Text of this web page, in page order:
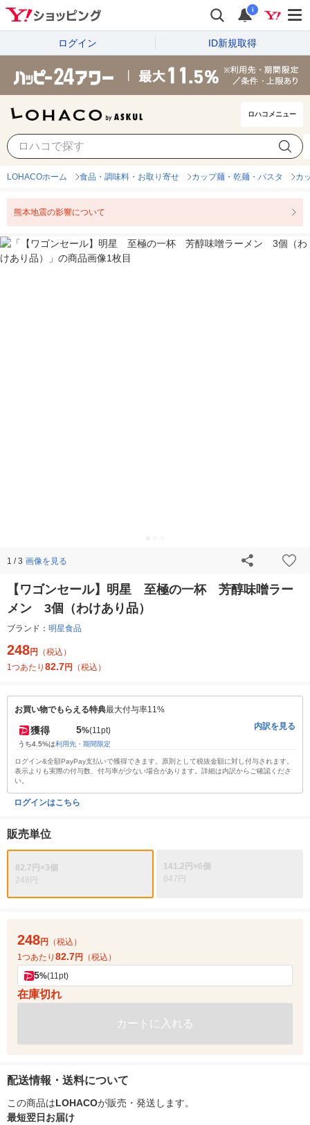
i
ログイン ID新規取得
ロハコメニュー
LOHACOホーム 食品・調味料・お取り寄せ カップ麺・乾麺・パスタ カ
熊本地震の影響について
1 / 3 画像を見る
【ワゴンセール】明星 至極の一杯 芳醇味噌ラー
メン 3個（わけあり品）
ブランド： 明星食品
248円
（税込）
1つあたり 82.7円 （税込）
お買い物でもらえる特典最大付与率11%
獲得 5%(11pt)
うち4.5%は利用先・期間限定
内訳を見る
ログイン&全額PayPay支払いで獲得できます。原則として税抜金額に対し付与されます。
表示よりも実際の付与数、付与率が少ない場合があります。詳細は内訳からご確認くださ
い。
ログインはこちら
販売単位
82.7円×3個
248円
141.2円×6個
847円
248円
（税込）
1つあたり 82.7円 （税込）
5%(11pt)
在庫切れ
カートに入れる
配送情報・送料について
この商品はLOHACOが販売・発送します。
最短翌日お届け